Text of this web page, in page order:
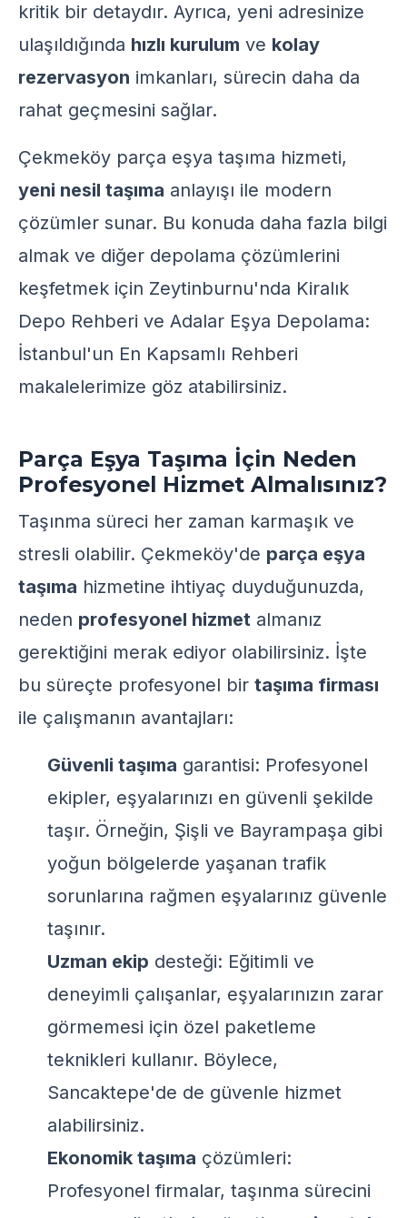
kritik bir detaydır. Ayrıca, yeni adresinize
ulaşıldığında hızlı kurulum ve kolay
rezervasyon imkanları, sürecin daha da
rahat geçmesini sağlar.
Çekmeköy parça eşya taşıma hizmeti,
yeni nesil taşıma anlayışı ile modern
çözümler sunar. Bu konuda daha fazla bilgi
almak ve diğer depolama çözümlerini
keşfetmek için Zeytinburnu'nda Kiralık
Depo Rehberi ve Adalar Eşya Depolama:
İstanbul'un En Kapsamlı Rehberi
makalelerimize göz atabilirsiniz.
Parça Eşya Taşıma İçin Neden
Profesyonel Hizmet Almalısınız?
Taşınma süreci her zaman karmaşık ve
stresli olabilir. Çekmeköy'de parça eşya
taşıma hizmetine ihtiyaç duyduğunuzda,
neden profesyonel hizmet almanız
gerektiğini merak ediyor olabilirsiniz. İşte
bu süreçte profesyonel bir taşıma firması
ile çalışmanın avantajları:
Güvenli taşıma garantisi: Profesyonel
ekipler, eşyalarınızı en güvenli şekilde
taşır. Örneğin, Şişli ve Bayrampaşa gibi
yoğun bölgelerde yaşanan trafik
sorunlarına rağmen eşyalarınız güvenle
taşınır.
Uzman ekip desteği: Eğitimli ve
deneyimli çalışanlar, eşyalarınızın zarar
görmemesi için özel paketleme
teknikleri kullanır. Böylece,
Sancaktepe'de de güvenle hizmet
alabilirsiniz.
Ekonomik taşıma çözümleri:
Profesyonel firmalar, taşınma sürecini